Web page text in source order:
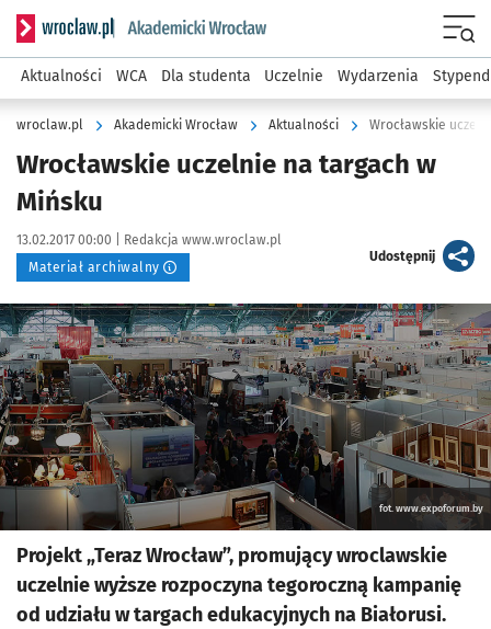
Serwis informacyjny wroclaw.pl podserwis: Akademicki
Aktualności WCA Dla studenta Uczelnie Wydarzenia
wroclaw.pl Akademicki Wrocław Aktualności Wrocławskie
Wrocławskie uczelnie na targach w
Mińsku
Data publikacji:
13.02.2017 00:00 | Autor:
Redakcja www.wroclaw.pl
Materiał archiwalny
Udostępnijartykuł
Kliknij, aby powiększyć
fot. www.expoforum.by
Projekt „Teraz Wrocław”, promujący wroclawskie
uczelnie wyższe rozpoczyna tegoroczną kampanię
od udziału w targach edukacyjnych na Białorusi.